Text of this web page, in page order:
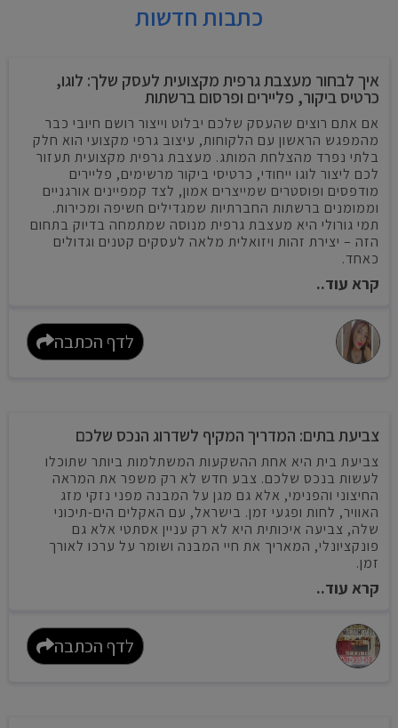
כתבות חדשות
איך לבחור מעצבת גרפית מקצועית לעסק שלך: לוגו,
כרטיס ביקור, פליירים ופרסום ברשתות
אם אתם רוצים שהעסק שלכם יבלוט וייצור רושם חיובי כבר
מהמפגש הראשון עם הלקוחות, עיצוב גרפי מקצועי הוא חלק
בלתי נפרד מהצלחת המותג. מעצבת גרפית מקצועית תעזור
לכם ליצור לוגו ייחודי, כרטיסי ביקור מרשימים, פליירים
מודפסים ופוסטרים שמייצרים אמון, לצד קמפיינים אורגניים
וממומנים ברשתות החברתיות שמגדילים חשיפה ומכירות.
תמי גורולי היא מעצבת גרפית מנוסה שמתמחה בדיוק בתחום
הזה – יצירת זהות ויזואלית מלאה לעסקים קטנים וגדולים
כאחד.
קרא עוד..
לדף הכתבה
צביעת בתים: המדריך המקיף לשדרוג הנכס שלכם
צביעת בית היא אחת ההשקעות המשתלמות ביותר שתוכלו
לעשות בנכס שלכם. צבע חדש לא רק משפר את המראה
החיצוני והפנימי, אלא גם מגן על המבנה מפני נזקי מזג
האוויר, לחות ופגעי זמן. בישראל, עם האקלים הים-תיכוני
שלה, צביעה איכותית היא לא רק עניין אסתטי אלא גם
פונקציונלי, המאריך את חיי המבנה ושומר על ערכו לאורך
זמן.
קרא עוד..
לדף הכתבה